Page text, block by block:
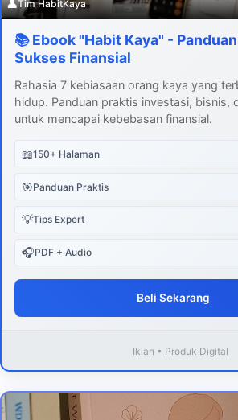
👤Tim HabitKaya
📚 Ebook "Habit Kaya" -
Sukses Finansial
Rahasia 7 kebiasaan orang kaya yang
hidup. Panduan praktis investasi, bisnis,
untuk mencapai kebebasan finansial.
📖150+ Halaman
🎯Panduan Praktis
💡Tips Expert
🎧PDF + Audio
Beli Sekarang
Iklan • Produk Digital